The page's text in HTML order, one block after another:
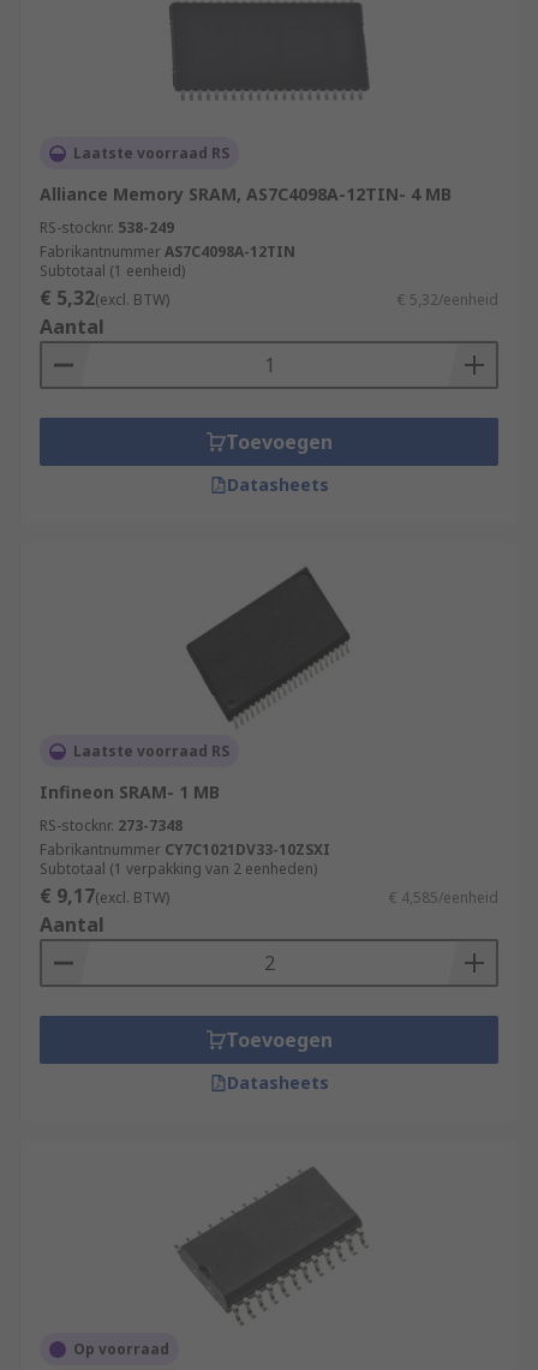
Laatste voorraad RS
Alliance Memory SRAM, AS7C4098A-12TIN- 4 MB
RS-stocknr. 538-249
FabrikantnummerAS7C4098A-12TIN
Subtotaal (1 eenheid)
€ 5,32(excl. BTW) € 5,32/eenheid
Aantal
Toevoegen
Datasheets
Laatste voorraad RS
Infineon SRAM- 1 MB
RS-stocknr. 273-7348
Fabrikantnummer CY7C1021DV33-10ZSXI
Subtotaal (1 verpakking van 2 eenheden)
€ 9,17(excl. BTW) € 4,585/eenheid
Aantal
Toevoegen
Datasheets
Op voorraad